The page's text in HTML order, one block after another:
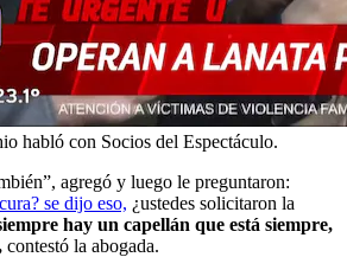
habló con Socios del Espectáculo.
agregó y luego le preguntaron:
se dijo eso, ¿ustedes solicitaron la
hay un capellán que está siempre,
contestó la abogada.